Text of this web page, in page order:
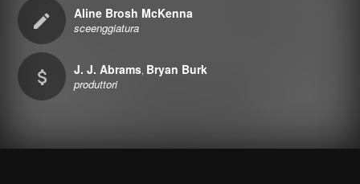
Aline Brosh McKenna
sceenggiatura
J. J. Abrams Bryan Burk
produttori